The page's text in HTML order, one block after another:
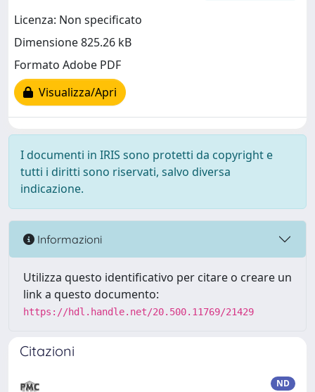
Licenza: Non specificato
Dimensione 825.26 kB
Formato Adobe PDF
Visualizza/Apri
I documenti in IRIS sono protetti da copyright e
tutti i diritti sono riservati, salvo diversa
indicazione.
Informazioni
Utilizza questo identificativo per citare o creare un
link a questo documento:
https://hdl.handle.net/20.500.11769/21429
Citazioni
ND